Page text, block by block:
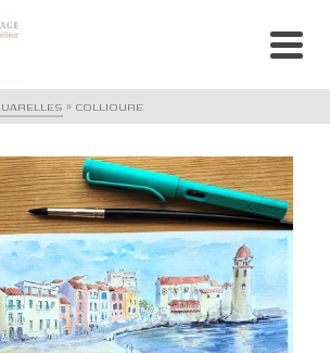
» COLLIOURE